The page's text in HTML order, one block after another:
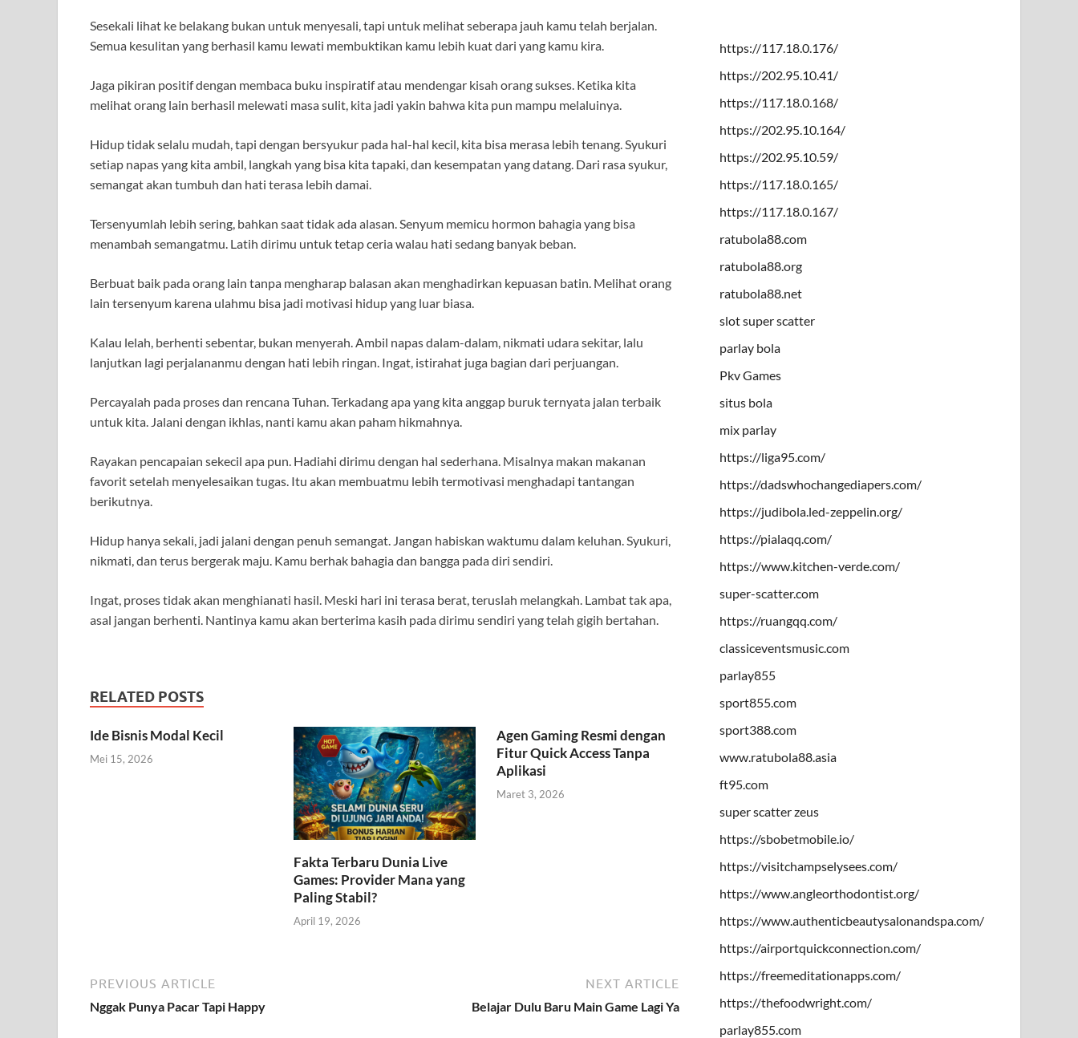
Sesekali lihat ke belakang bukan untuk menyesali, tapi untuk melihat seberapa jauh kamu telah berjalan.
Semua kesulitan yang berhasil kamu lewati membuktikan kamu lebih kuat dari yang kamu kira.
Jaga pikiran positif dengan membaca buku inspiratif atau mendengar kisah orang sukses. Ketika kita
melihat orang lain berhasil melewati masa sulit, kita jadi yakin bahwa kita pun mampu melaluinya.
Hidup tidak selalu mudah, tapi dengan bersyukur pada hal-hal kecil, kita bisa merasa lebih tenang. Syukuri
setiap napas yang kita ambil, langkah yang bisa kita tapaki, dan kesempatan yang datang. Dari rasa syukur,
semangat akan tumbuh dan hati terasa lebih damai.
Tersenyumlah lebih sering, bahkan saat tidak ada alasan. Senyum memicu hormon bahagia yang bisa
menambah semangatmu. Latih dirimu untuk tetap ceria walau hati sedang banyak beban.
Berbuat baik pada orang lain tanpa mengharap balasan akan menghadirkan kepuasan batin. Melihat orang
lain tersenyum karena ulahmu bisa jadi motivasi hidup yang luar biasa.
Kalau lelah, berhenti sebentar, bukan menyerah. Ambil napas dalam-dalam, nikmati udara sekitar, lalu
lanjutkan lagi perjalananmu dengan hati lebih ringan. Ingat, istirahat juga bagian dari perjuangan.
Percayalah pada proses dan rencana Tuhan. Terkadang apa yang kita anggap buruk ternyata jalan terbaik
untuk kita. Jalani dengan ikhlas, nanti kamu akan paham hikmahnya.
Rayakan pencapaian sekecil apa pun. Hadiahi dirimu dengan hal sederhana. Misalnya makan makanan
favorit setelah menyelesaikan tugas. Itu akan membuatmu lebih termotivasi menghadapi tantangan
berikutnya.
Hidup hanya sekali, jadi jalani dengan penuh semangat. Jangan habiskan waktumu dalam keluhan. Syukuri,
nikmati, dan terus bergerak maju. Kamu berhak bahagia dan bangga pada diri sendiri.
Ingat, proses tidak akan menghianati hasil. Meski hari ini terasa berat, teruslah melangkah. Lambat tak apa,
asal jangan berhenti. Nantinya kamu akan berterima kasih pada dirimu sendiri yang telah gigih bertahan.
RELATED POSTS
Ide Bisnis Modal Kecil
Mei 15, 2026
Fakta Terbaru Dunia Live
Games: Provider Mana yang
Paling Stabil?
April 19, 2026
Agen Gaming Resmi dengan
Fitur Quick Access Tanpa
Aplikasi
Maret 3, 2026
PREVIOUS ARTICLE
Nggak Punya Pacar Tapi Happy
NEXT ARTICLE
Belajar Dulu Baru Main Game Lagi Ya
https://117.18.0.176/
https://202.95.10.41/
https://117.18.0.168/
https://202.95.10.164/
https://202.95.10.59/
https://117.18.0.165/
https://117.18.0.167/
ratubola88.com
ratubola88.org
ratubola88.net
slot super scatter
parlay bola
Pkv Games
situs bola
mix parlay
https://liga95.com/
https://dadswhochangediapers.com/
https://judibola.led-zeppelin.org/
https://pialaqq.com/
https://www.kitchen-verde.com/
super-scatter.com
https://ruangqq.com/
classiceventsmusic.com
parlay855
sport855.com
sport388.com
www.ratubola88.asia
ft95.com
super scatter zeus
https://sbobetmobile.io/
https://visitchampselysees.com/
https://www.angleorthodontist.org/
https://www.authenticbeautysalonandspa.com/
https://airportquickconnection.com/
https://freemeditationapps.com/
https://thefoodwright.com/
parlay855.com